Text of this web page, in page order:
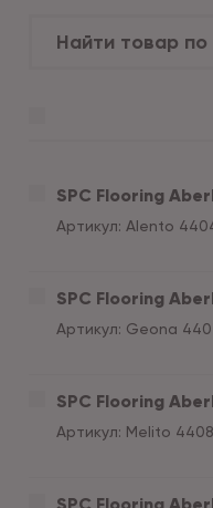
SPC Flooring
Артикул: Alento
SPC Flooring
Артикул: Geona
SPC Flooring
Артикул: Melito 4408